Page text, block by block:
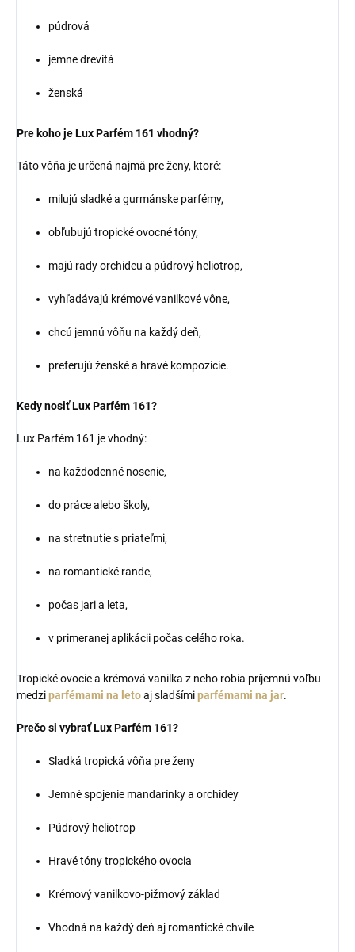
púdrová
jemne drevitá
ženská
Pre koho je Lux Parfém 161 vhodný?
Táto vôňa je určená najmä pre ženy, ktoré:
milujú sladké a gurmánske parfémy,
obľubujú tropické ovocné tóny,
majú rady orchideu a púdrový heliotrop,
vyhľadávajú krémové vanilkové vône,
chcú jemnú vôňu na každý deň,
preferujú ženské a hravé kompozície.
Kedy nosiť Lux Parfém 161?
Lux Parfém 161 je vhodný:
na každodenné nosenie,
do práce alebo školy,
na stretnutie s priateľmi,
na romantické rande,
počas jari a leta,
v primeranej aplikácii počas celého roka.
Tropické ovocie a krémová vanilka z neho robia príjemnú voľbu
medziparfémami na letoaj sladšímiparfémami na jar.
Prečo si vybrať Lux Parfém 161?
Sladká tropická vôňa pre ženy
Jemné spojenie mandarínky a orchidey
Púdrový heliotrop
Hravé tóny tropického ovocia
Krémový vanilkovo-pižmový základ
Vhodná na každý deň aj romantické chvíle